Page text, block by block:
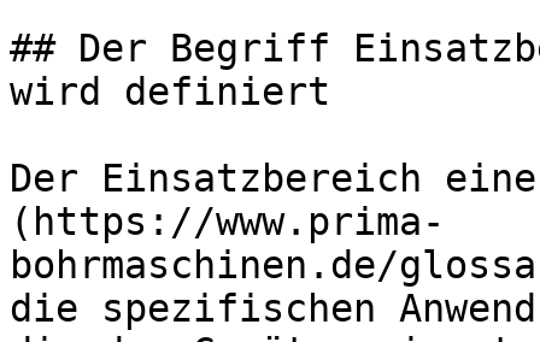
## Der Begriff
wird definiert
Der Einsatzbereich
(https://www.prima-
bohrmaschinen.de/
die spezifischen